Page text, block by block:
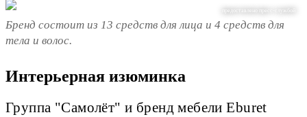
предоставлено пресс-службой
Бренд состоит из 13 средств для лица и 4 средств для
тела и волос.
Интерьерная изюминка
Группа "Самолёт" и бренд мебели Eburet